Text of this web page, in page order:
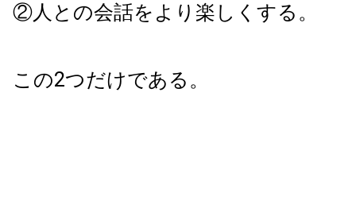
②人との会話をより楽しくする。
この2つだけである。